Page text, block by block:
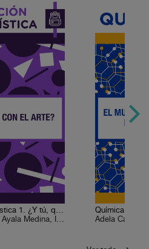
Formación artística 1. ¿Y tú, qué con el arte?
Pedro Enrique Ayala Medina, Ismael Antonio Colmenares M., Leticia Escobar, Víctor Manuel Monroy de la Rosa, Sergio Herrera Castro, Guadalupe Sumano Durán, Saúl León Ramírez, José Luis Alderete Retana, Felipe Mejía Rodríguez
Adela